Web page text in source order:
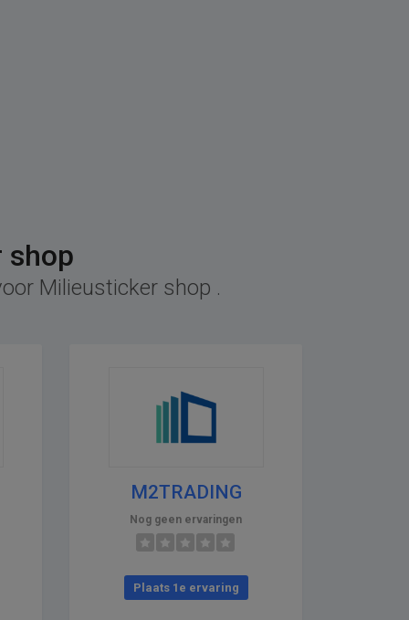
shop
Milieusticker shop .
M2TRADING
Nog geen ervaringen
Plaats 1e ervaring